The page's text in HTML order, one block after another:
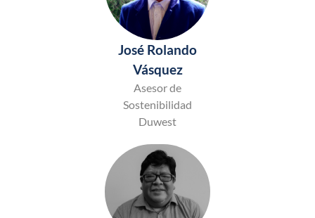
José Rolando
Vásquez
Asesor de
Sostenibilidad
Duwest